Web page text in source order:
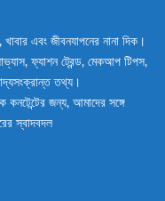
এবং জীবনযাপনের নানা দিক।
ফ্যাশন ট্রেন্ড, মেকআপ টিপস,
তথ্য।
জন্য, আমাদের সঙ্গে
স্বাদবদল